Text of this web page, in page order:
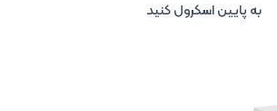
به پایین اسکرول کنید